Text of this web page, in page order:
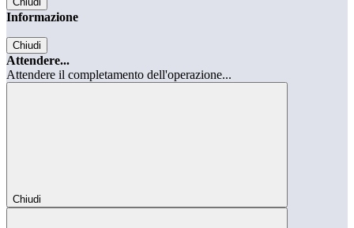
Informazione
Chiudi
Attendere...
Attendere il completamento dell'operazione...
Chiudi